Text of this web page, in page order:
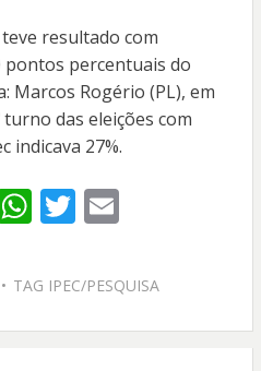
resultado com
percentuais do
Marcos Rogério (PL), em
das eleições com
indicava 27%.
W
at
A
T
itt
E
ai
l
TAG IPEC/PESQUISA